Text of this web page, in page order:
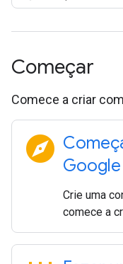
Começar
Comece a criar
explore
Crie uma
comece a